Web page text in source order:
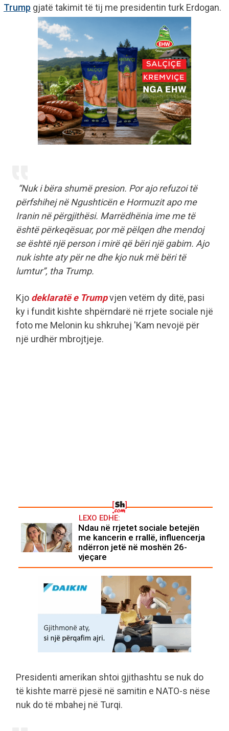
Trump gjatë takimit të tij me presidentin turk Erdogan.
“Nuk i bëra shumë presion. Por ajo refuzoi të
përfshihej në Ngushticën e Hormuzit apo me
Iranin në përgjithësi. Marrëdhënia ime me të
është përkeqësuar, por më pëlqen dhe mendoj
se është një person i mirë që bëri një gabim. Ajo
nuk ishte aty për ne dhe kjo nuk më bëri të
lumtur”, tha Trump.
Kjo deklaratë e Trumpvjen vetëm dy ditë, pasi
ky i fundit kishte shpërndarë në rrjete sociale një
foto me Melonin ku shkruhej 'Kam nevojë për
një urdhër mbrojtjeje.
LEXO EDHE:
Ndau në rrjetet sociale betejën
me kancerin e rrallë, influencerja
ndërron jetë në moshën 26-
vjeçare
Presidenti amerikan shtoi gjithashtu se nuk do
të kishte marrë pjesë në samitin e NATO-s nëse
nuk do të mbahej në Turqi.